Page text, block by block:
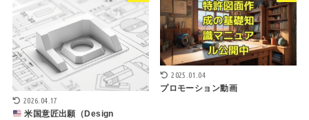
2026.04.17
米国意匠出願（Design
2025.01.04
プロモーション動画